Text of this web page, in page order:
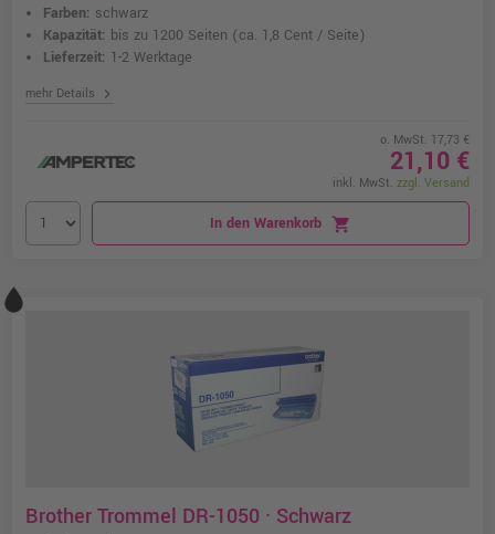
Farben: schwarz
Kapazität: bis zu 1200 Seiten (ca. 1,8 Cent / Seite)
Lieferzeit: 1-2 Werktage
mehr Details chevron_right
o. MwSt. 17,73 €
21,10 €
inkl. MwSt. zzgl. Versand
In den Warenkorb shopping_cart
Brother Trommel DR-1050 · Schwarz